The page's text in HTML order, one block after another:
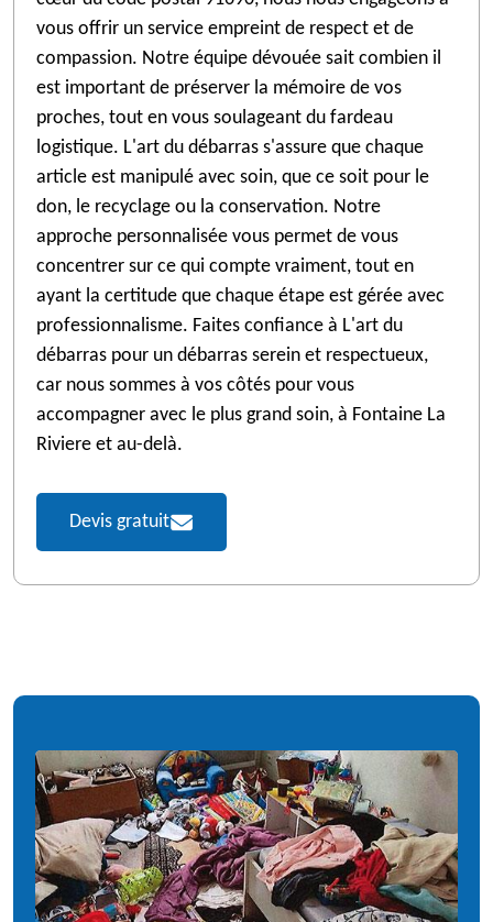
vous offrir un service empreint de respect et de
compassion. Notre équipe dévouée sait combien il
est important de préserver la mémoire de vos
proches, tout en vous soulageant du fardeau
logistique. L'art du débarras s'assure que chaque
article est manipulé avec soin, que ce soit pour le
don, le recyclage ou la conservation. Notre
approche personnalisée vous permet de vous
concentrer sur ce qui compte vraiment, tout en
ayant la certitude que chaque étape est gérée avec
professionnalisme. Faites confiance à L'art du
débarras pour un débarras serein et respectueux,
car nous sommes à vos côtés pour vous
accompagner avec le plus grand soin, à Fontaine La
Riviere et au-delà.
Devis gratuit